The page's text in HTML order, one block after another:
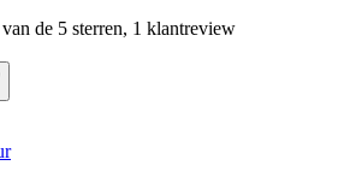
de 5 sterren, 1 klantreview